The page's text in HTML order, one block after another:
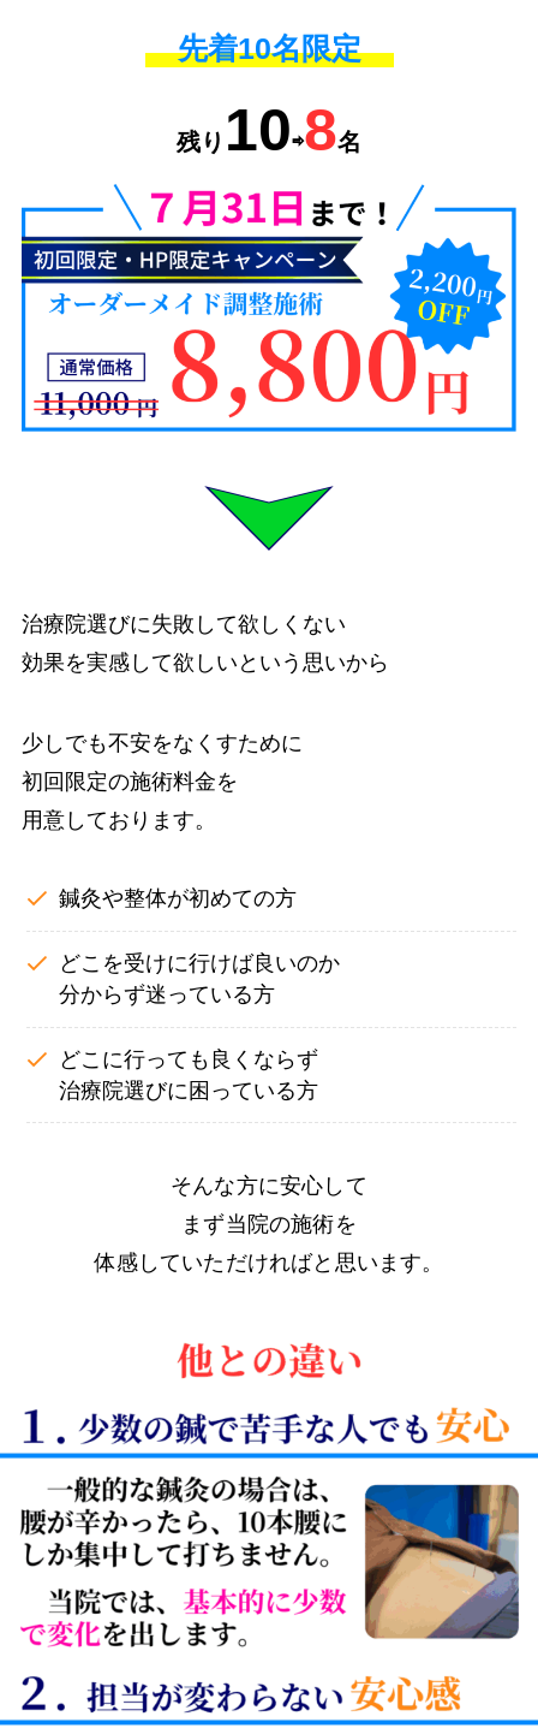
先着10名限定
残り 10⇨8名
治療院選びに失敗して欲しくない
効果を実感して欲しいという思いから
少しでも不安をなくすために
初回限定の施術料金を
用意しております。
鍼灸や整体が初めての方
どこを受けに行けば良いのか
分からず迷っている方
どこに行っても良くならず
治療院選びに困っている方
そんな方に安心して
まず当院の施術を
体感していただければと思います。